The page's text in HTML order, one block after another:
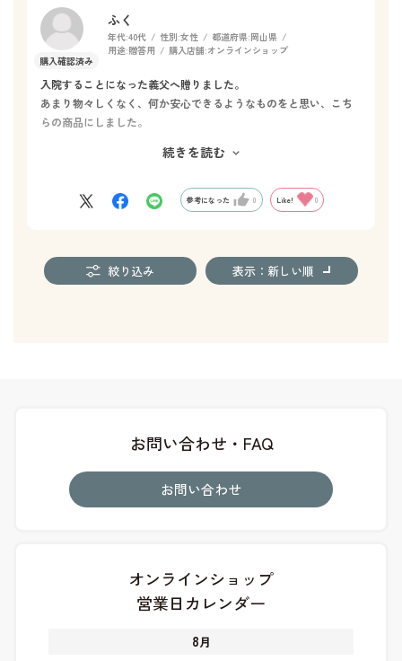
ふく
年代:40代 性別:女性 都道府県:岡山県
用途:贈答用 購入店舗:オンラインショップ
入院することになった義父へ贈りました。
あまり物々しくなく、何か安心できるようなものをと思い、こち
らの商品にしました。
済みなので、あとは気に入って使っていただけたらいいなという
デザインも明るい雰囲気で素敵だなと思いました。
続きを読む
参考になった 0 Like! 0
絞り込み 表示：新しい順
お問い合わせ・FAQ
お問い合わせ
オンラインショップ
営業日カレンダー
8月